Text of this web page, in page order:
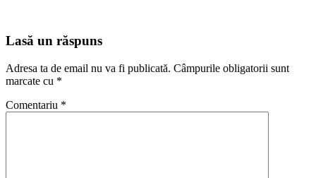
Lasă un răspuns
Adresa ta de email nu va fi publicată. Câmpurile obligatorii sunt
marcate cu *
Comentariu *